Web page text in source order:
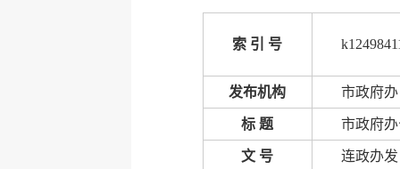
索 引 号
发布机构 市政府办
标 题 市政府
文 号 连政办发